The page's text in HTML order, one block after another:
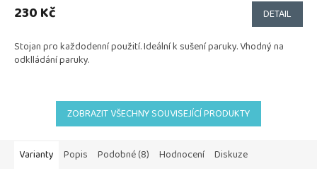
230 Kč DETAIL
Stojan pro každodenní použití. Ideální k sušení paruky. Vhodný na
odklládání paruky.
ZOBRAZIT VŠECHNY SOUVISEJÍCÍ PRODUKTY
Varianty Popis Podobné (8) Hodnocení Diskuze